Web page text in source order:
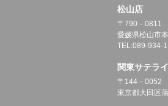
松山店
〒790－0811
愛媛県松山市
TEL:089-
関東サテラ
〒144－0052
東京都大田区